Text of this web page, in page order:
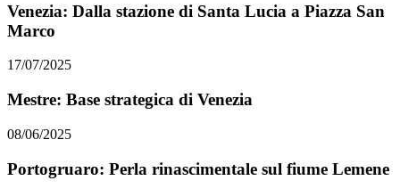
Venezia: Dalla stazione di Santa Lucia a Piazza San
Marco
17/07/2025
Mestre: Base strategica di Venezia
08/06/2025
Portogruaro: Perla rinascimentale sul fiume Lemene